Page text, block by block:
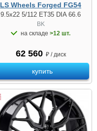
LS Wheels Forged FG54
9.5x22 5/112 ET35 DIA 66.6
BK
на складе >12 шт.
62 560 ₽ / диск
купить